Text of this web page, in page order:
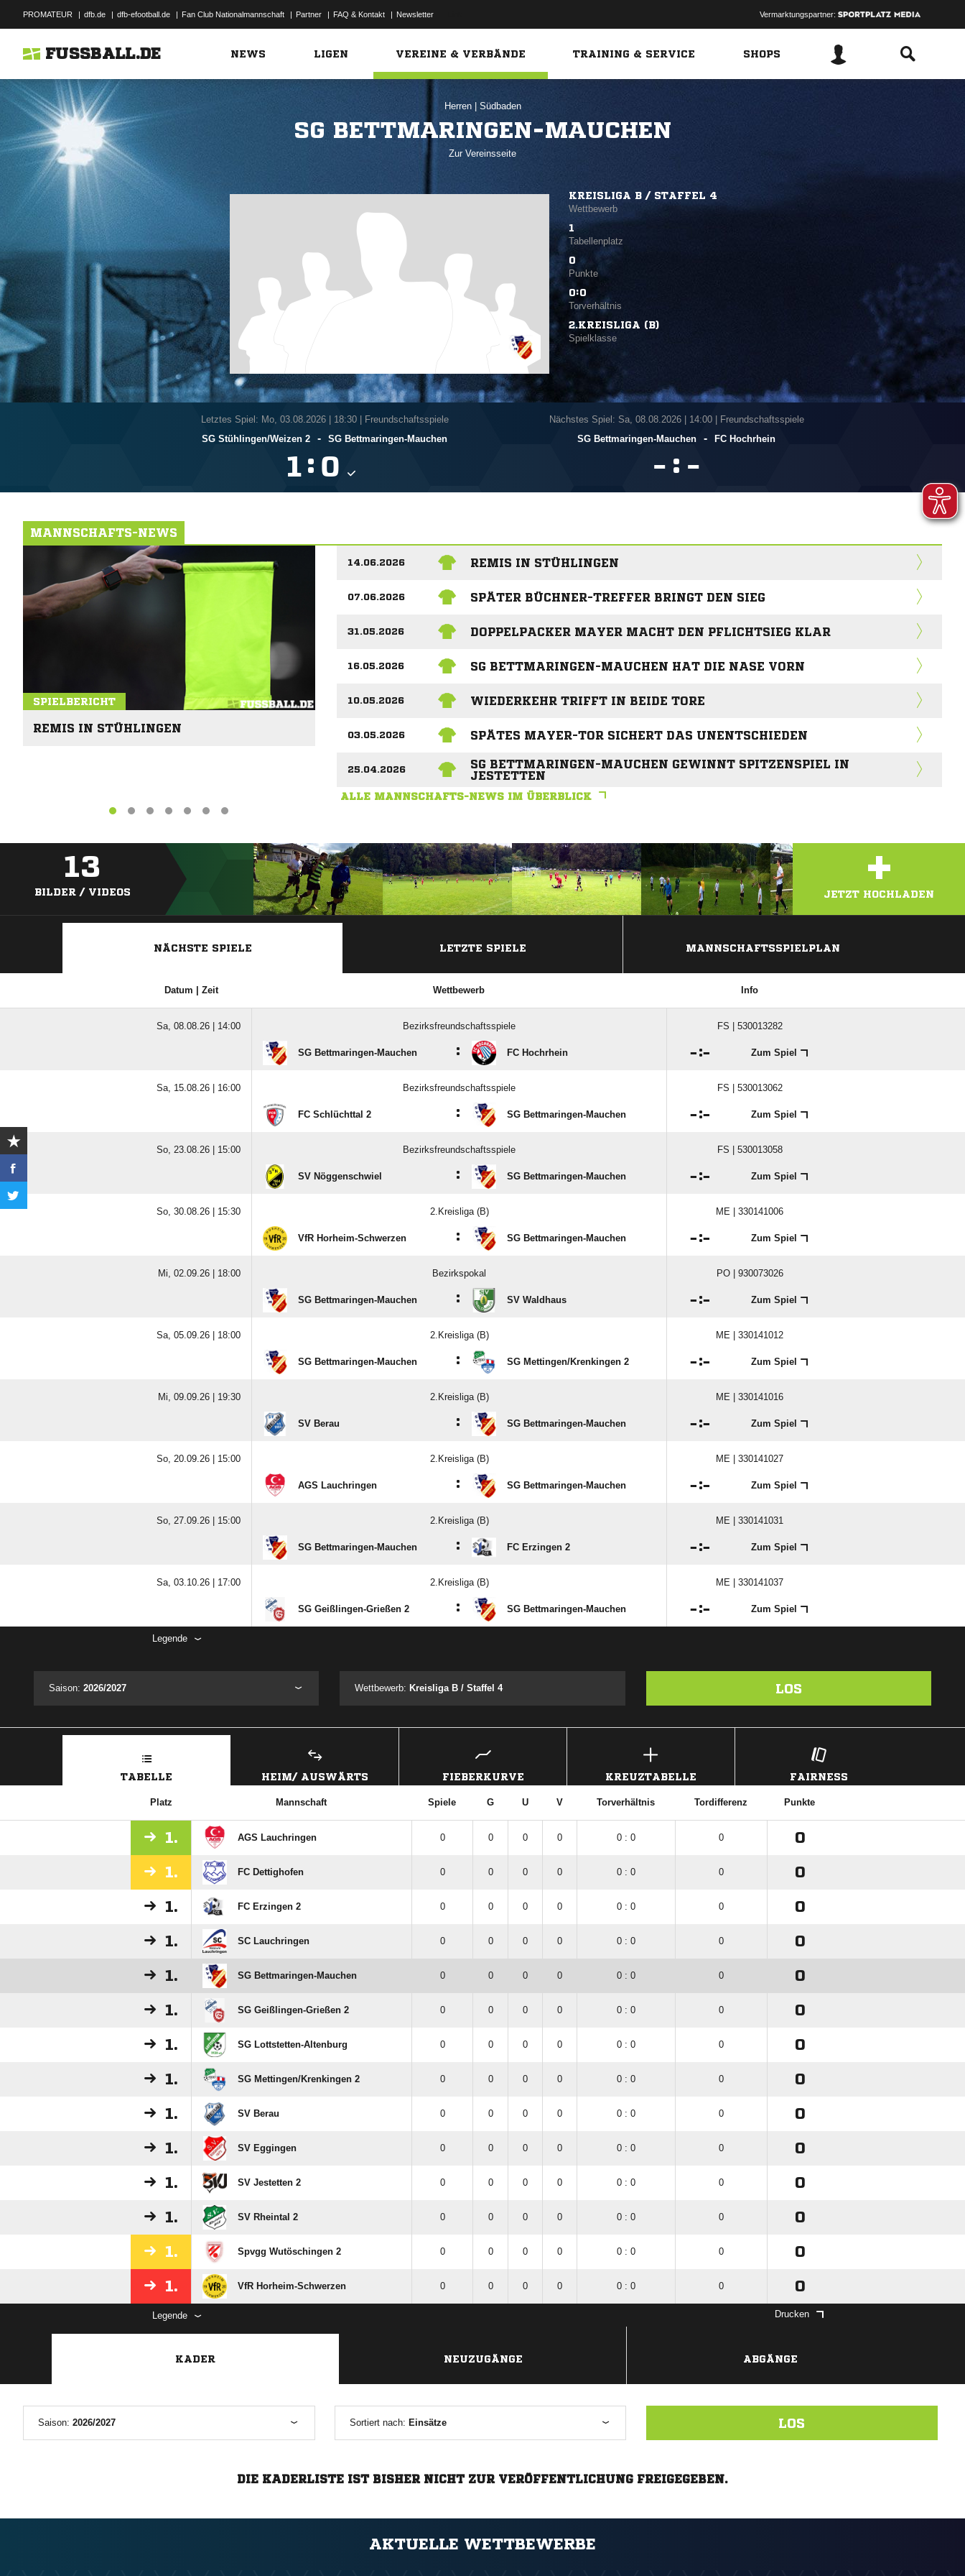
PROMATEUR | dfb.de | dfb-efootball.de | Fan Club Nationalmannschaft | Partner | FAQ & Kontakt | Newsletter Vermarktungspartner:
FUSSBALL.DE NEWS LIGEN VEREINE & VERBÄNDE TRAINING & SERVICE SHOPS
Herren Südbaden
SG BETTMARINGEN-MAUCHEN
Zur Vereinsseite
KREISLIGA B / STAFFEL 4
Wettbewerb
1
Tabellenplatz
0
Punkte
0:0
Torverhältnis
2.KREISLIGA (B)
Spielklasse
Letztes Spiel: Mo, 03.08.2026| 18:30 | Freundschaftsspiele
SG Stühlingen/​Weizen 2
- SG Bettmaringen-Mauchen
 : 
Nächstes Spiel: Sa, 08.08.2026| 14:00 | Freundschaftsspiele
SG Bettmaringen-Mauchen
- FC Hochrhein
 : 
MANNSCHAFTS-NEWS
SPIELBERICHT
REMIS IN STÜHLINGEN
14.06.2026 REMIS IN STÜHLINGEN
07.06.2026 SPÄTER BÜCHNER-TREFFER BRINGT DEN SIEG
31.05.2026 DOPPELPACKER MAYER MACHT DEN PFLICHTSIEG KLAR
16.05.2026 SG BETTMARINGEN-MAUCHEN HAT DIE NASE VORN
10.05.2026 WIEDERKEHR TRIFFT IN BEIDE TORE
03.05.2026 SPÄTES MAYER-TOR SICHERT DAS UNENTSCHIEDEN
25.04.2026
SG BETTMARINGEN-MAUCHEN GEWINNT SPITZENSPIEL IN
JESTETTEN
ALLE MANNSCHAFTS-NEWS IM ÜBERBLICK
13
BILDER / VIDEOS +
JETZT HOCHLADEN
NÄCHSTE SPIELE LETZTE SPIELE MANNSCHAFTSSPIELPLAN
Datum | Zeit Wettbewerb Info
Sa, 08.08.26 | 14:00 Bezirksfreundschaftsspiele FS | 530013282
SG Bettmaringen-Mauchen : FC Hochrhein : Zum Spiel
Sa, 15.08.26 | 16:00 Bezirksfreundschaftsspiele FS | 530013062
FC Schlüchttal 2 : SG Bettmaringen-Mauchen : Zum Spiel
So, 23.08.26 | 15:00 Bezirksfreundschaftsspiele FS | 530013058
SV Nöggenschwiel : SG Bettmaringen-Mauchen : Zum Spiel
So, 30.08.26 | 15:30 2.Kreisliga (B) ME | 330141006
VfR Horheim-Schwerzen : SG Bettmaringen-Mauchen : Zum Spiel
Mi, 02.09.26 | 18:00 Bezirkspokal PO | 930073026
SG Bettmaringen-Mauchen : SV Waldhaus : Zum Spiel
Sa, 05.09.26 | 18:00 2.Kreisliga (B) ME | 330141012
SG Bettmaringen-Mauchen : SG Mettingen/​Krenkingen 2 : Zum Spiel
Mi, 09.09.26 | 19:30 2.Kreisliga (B) ME | 330141016
SV Berau : SG Bettmaringen-Mauchen : Zum Spiel
So, 20.09.26 | 15:00 2.Kreisliga (B) ME | 330141027
AGS Lauchringen : SG Bettmaringen-Mauchen : Zum Spiel
So, 27.09.26 | 15:00 2.Kreisliga (B) ME | 330141031
SG Bettmaringen-Mauchen : FC Erzingen 2 : Zum Spiel
Sa, 03.10.26 | 17:00 2.Kreisliga (B) ME | 330141037
SG Geißlingen-Grießen 2 : SG Bettmaringen-Mauchen : Zum Spiel
Legende
Saison: 2026/2027 Wettbewerb: Kreisliga B / Staffel 4 LOS
TABELLE HEIM/ AUSWÄRTS FIEBERKURVE KREUZTABELLE FAIRNESS
Platz Mannschaft Spiele G U V Torverhältnis Tordifferenz Punkte
1. AGS Lauchringen 0 0 0 0 0 : 0 0 0
1. FC Dettighofen 0 0 0 0 0 : 0 0 0
1. FC Erzingen 2 0 0 0 0 0 : 0 0 0
1. SC Lauchringen 0 0 0 0 0 : 0 0 0
1. SG Bettmaringen-Mauchen 0 0 0 0 0 : 0 0 0
1. SG Geißlingen-Grießen 2 0 0 0 0 0 : 0 0 0
1. SG Lottstetten-Altenburg 0 0 0 0 0 : 0 0 0
1. SG Mettingen/​Krenkingen 2 0 0 0 0 0 : 0 0 0
1. SV Berau 0 0 0 0 0 : 0 0 0
1. SV Eggingen 0 0 0 0 0 : 0 0 0
1. SV Jestetten 2 0 0 0 0 0 : 0 0 0
1. SV Rheintal 2 0 0 0 0 0 : 0 0 0
1. Spvgg Wutöschingen 2 0 0 0 0 0 : 0 0 0
1. VfR Horheim-Schwerzen 0 0 0 0 0 : 0 0 0
Legende Drucken
KADER NEUZUGÄNGE ABGÄNGE
Saison: 2026/2027 Sortiert nach: Einsätze LOS
DIE KADERLISTE IST BISHER NICHT ZUR VERÖFFENTLICHUNG FREIGEGEBEN.
AKTUELLE WETTBEWERBE